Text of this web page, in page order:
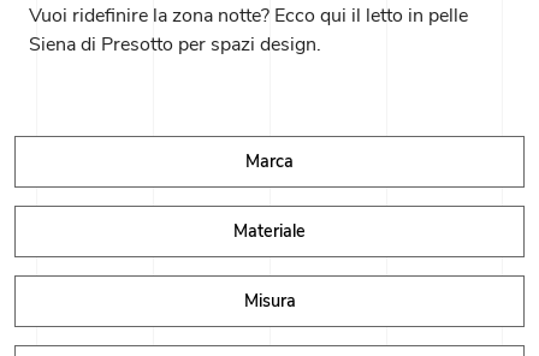
Vuoi ridefinire la zona notte? Ecco qui il letto in pelle
Siena di Presotto per spazi design.
Marca
Materiale
Misura